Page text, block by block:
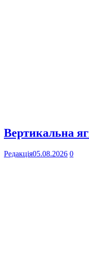
Вертикальна
Редакція05.08.2026 0